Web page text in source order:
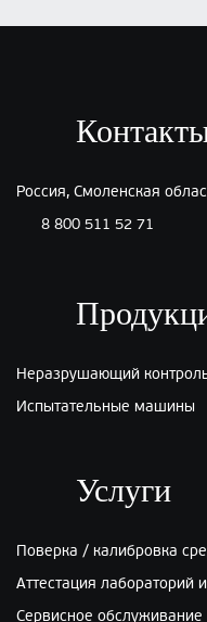
Россия, Смоленская
8 800 511 52 71
Неразрушающий
Испытательные машины
Услуги
Поверка / калибровка
Аттестация лабораторий
Сервисное обслуживание